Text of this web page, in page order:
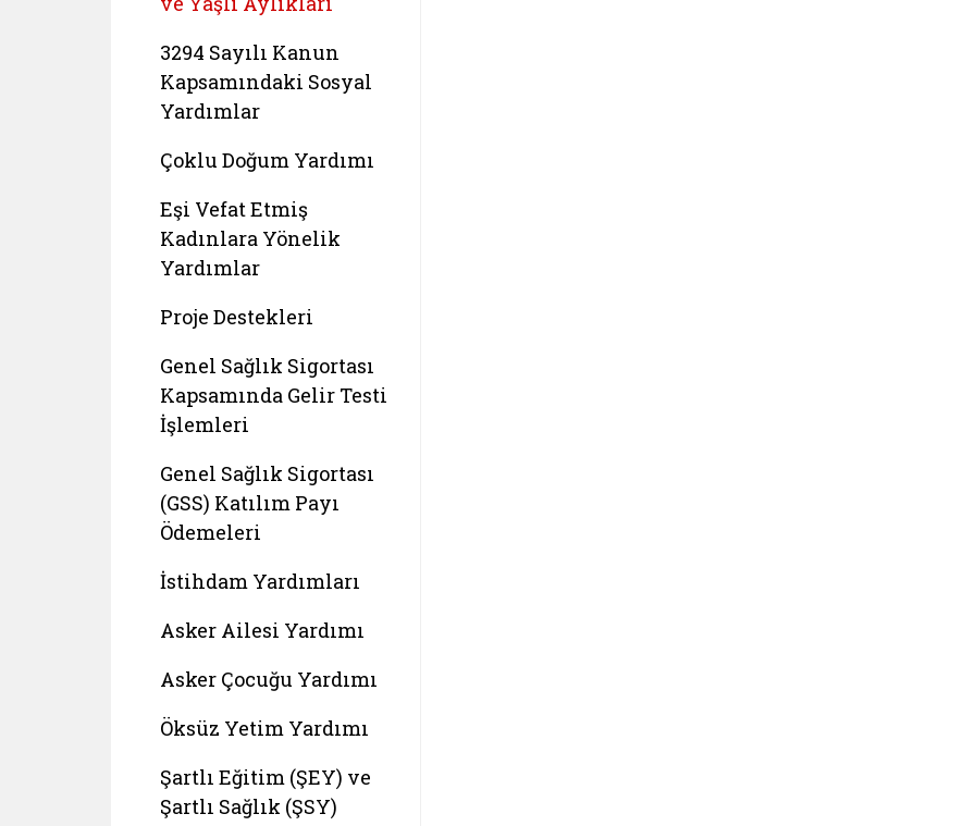
3294 Sayılı Kanun
Kapsamındaki Sosyal
Yardımlar
Çoklu Doğum Yardımı
Eşi Vefat Etmiş
Kadınlara Yönelik
Yardımlar
Proje Destekleri
Genel Sağlık Sigortası
Kapsamında Gelir Testi
İşlemleri
Genel Sağlık Sigortası
(GSS) Katılım Payı
Ödemeleri
İstihdam Yardımları
Asker Ailesi Yardımı
Asker Çocuğu Yardımı
Öksüz Yetim Yardımı
Şartlı Eğitim (ŞEY) ve
Şartlı Sağlık (ŞSY)